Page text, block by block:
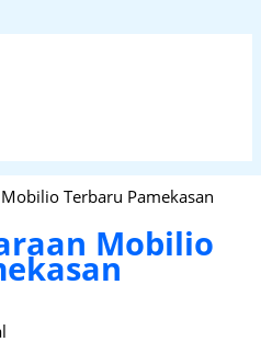
Terbaru Pamekasan
Mobilio